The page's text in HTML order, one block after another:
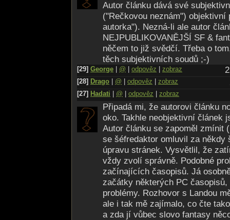
Autor článku dává své
("Rečkovou neznám") objektivní
autorka"). Nezná-li ale autor
NEJPUBLIKOVANĚJŠÍ SF &
něčem to již svědčí. Třeba o
těch subjektivních soudů ;-)
[29] George @ odpověz zobraz
[28] Drago @ odpověz zobraz
[27] Hadati @ odpověz zobraz
Připadá mi, že autorovi článku
oko. Takhle neobjektivní článek
Autor článku se zapoměl zmínit
se šéfredaktor omluvil za někdy
úpravu stránek. Vysvětlil, že
vždy zvolí správně. Podobné
začínajících časopisů. Já
začátky některých PC časopisů,
problémy. Rozhovor s Landou
ale i tak mě zajímalo, co čte
a zda jí vůbec slovo fantasy